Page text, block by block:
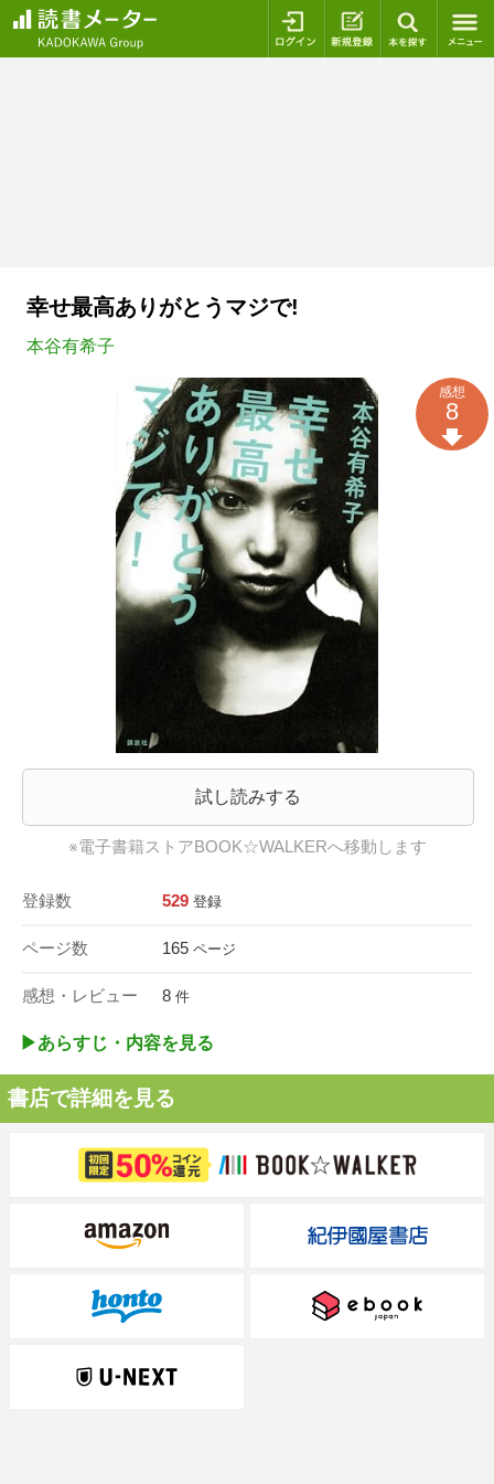
ログイン 新規登録
幸せ最高ありがとうマジで!
本谷有希子
試し読みする
※電子書籍ストアBOOK☆WALKERへ移動します
登録数 529 登録
ページ数 165 ページ
感想・レビュー 8 件
感想
8
▶︎あらすじ・内容を見る
書店で詳細を見る